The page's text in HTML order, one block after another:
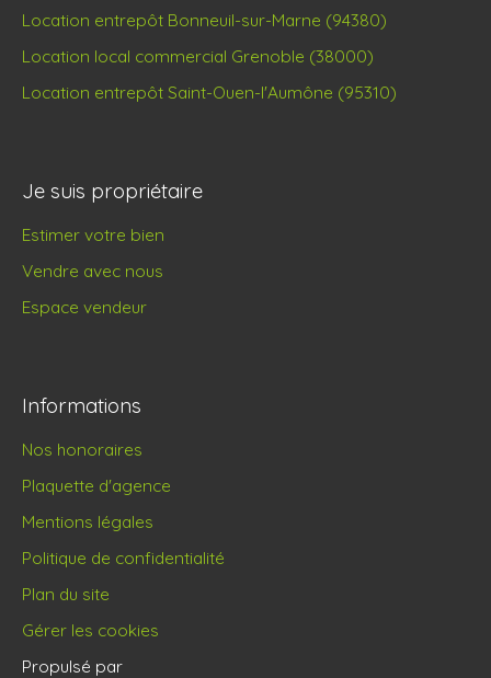
Location entrepôt Bonneuil-sur-Marne (94380)
Location local commercial Grenoble (38000)
Location entrepôt Saint-Ouen-l'Aumône (95310)
Je suis propriétaire
Estimer votre bien
Vendre avec nous
Espace vendeur
Informations
Nos honoraires
Plaquette d'agence
Mentions légales
Politique de confidentialité
Plan du site
Gérer les cookies
Propulsé par